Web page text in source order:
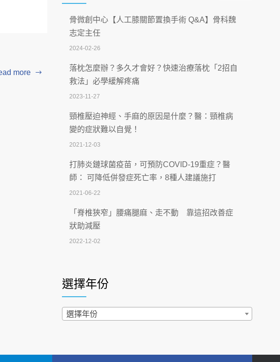
more
沒菸酒也瀕臨洗腎？65歲男靠「這習慣」逆
轉腎功能 醫揭3招救命
2026-07-08
體溫飆破41度！醫連收兩例中暑病例：致死
率達8成
2026-07-07
深耕萬華55年 西園醫院回顧發展歷程與智慧
醫療布局
2026-07-06
【115年臺北市「防癌保衛戰：健康好禮一手
刮」】 宣導
2026-07-02
【無菸城市】 宣導
2026-07-02
4連霸議員黃秋澤癌逝！食道癌為何奪命快？
西園醫院55周年 7／10捐血公益活動 邀民眾
熱血響應
2026-06-30
2026-06-25
骨微創中心【人工膝關節置換手術 Q&A】骨科魏
志定主任
2024-02-26
落枕怎麼辦？多久才會好？快速治療落枕「2招自
救法」必學緩解疼痛
2023-11-27
頸椎壓迫神經、手麻的原因是什麼？醫：頸椎病
變的症狀難以自覺！
2021-12-03
打肺炎鏈球菌疫苗，可預防COVID-19重症？醫
師： 可降低併發症死亡率，8種人建議施打
2021-06-22
「脊椎狹窄」腰痛腿麻、走不動 靠這招改善症
狀助減壓
2022-12-02
2022-02-17
過量維生素D和鈣恐罹癌? 醫師釋疑：搞懂4原則
不怕補錯
「落枕」不要大力按脖子！ 1招「伸展運動」預防
選擇年份
選擇年份